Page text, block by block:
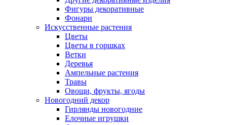
Фигуры декоративные
Фонари
Искусственные растения
Цветы
Цветы в горшках
Ветки
Деревья
Ампельные растения
Травы
Овощи, фрукты, ягоды
Новогодний декор
Гирлянды новогодние
Елочные игрушки